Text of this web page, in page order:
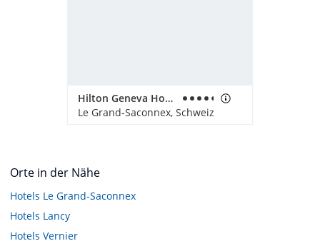
Hilton Geneva Hotel & Conference Centre
Le Grand-Saconnex, Schweiz
Orte in der Nähe
Hotels Le Grand-Saconnex
Hotels Lancy
Hotels Vernier